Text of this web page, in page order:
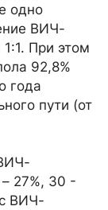
одно
ВИЧ-
При этом
92,8%
года
пути (от
27%, 30 -
ВИЧ-